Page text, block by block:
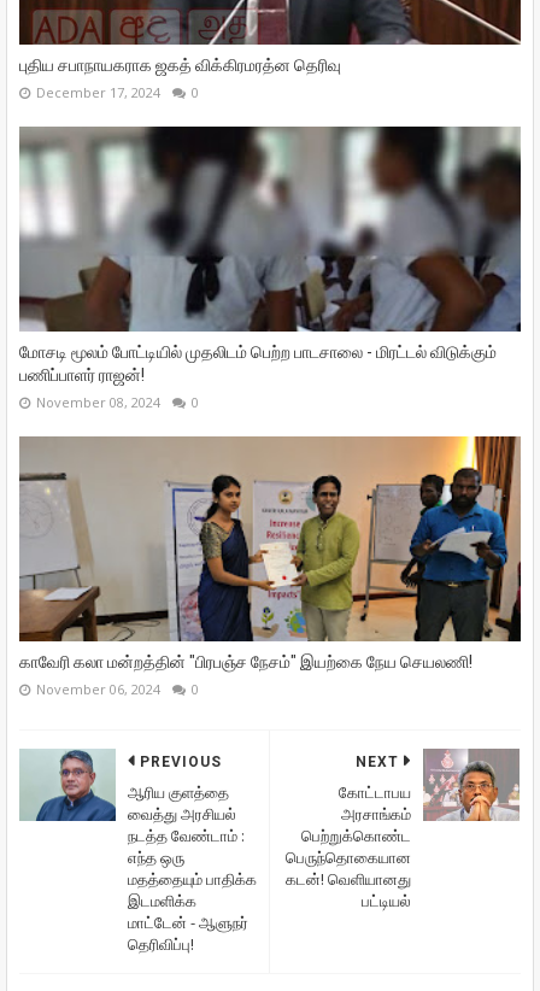
புதிய சபாநாயகராக ஜகத் விக்கிரமரத்ன தெரிவு
December 17, 2024 0
மோசடி மூலம் போட்டியில் முதலிடம் பெற்ற பாடசாலை - மிரட்டல் விடுக்கும்
பணிப்பாளர் ராஜன்!
November 08, 2024 0
காவேரி கலா மன்றத்தின் "பிரபஞ்ச நேசம்" இயற்கை நேய செயலணி!
November 06, 2024 0
NEXT
கோட்டாபய
அரசாங்கம்
பெற்றுக்கொண்ட
பெருந்தொகையான
கடன்! வெளியானது
பட்டியல்
PREVIOUS
ஆரிய குளத்தை
வைத்து அரசியல்
நடத்த வேண்டாம் :
எந்த ஒரு
மதத்தையும் பாதிக்க
இடமளிக்க
மாட்டேன் - ஆளுநர்
தெரிவிப்பு!